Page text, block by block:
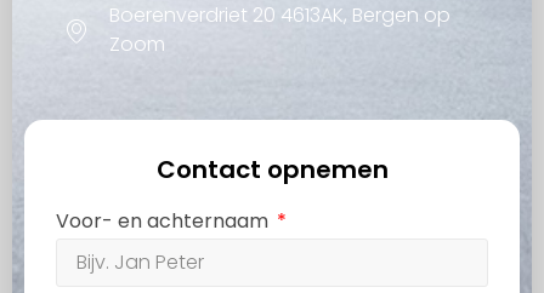
Boerenverdriet 20 4613AK, Bergen op
Zoom
Contact opnemen
Voor- en achternaam